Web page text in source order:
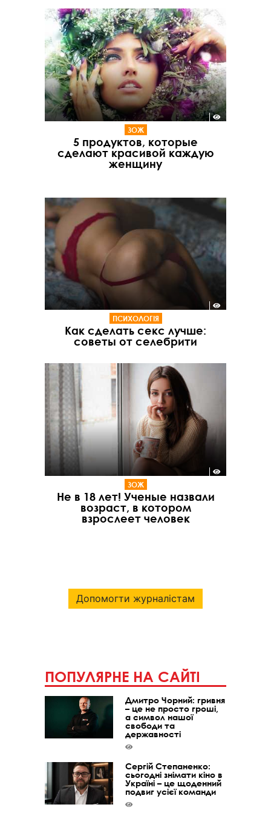
ЗОЖ
5 продуктов, которые
сделают красивой каждую
женщину
ПСИХОЛОГІЯ
Как сделать секс лучше:
советы от селебрити
ЗОЖ
Не в 18 лет! Ученые назвали
возраст, в котором
взрослеет человек
Допомогти журналістам
ПОПУЛЯРНЕ НА САЙТІ
Дмитро Чорний: гривня
– це не просто гроші,
а символ нашої
свободи та
державності
Сергій Степаненко:
сьогодні знімати кіно в
Україні – це щоденний
подвиг усієї команди